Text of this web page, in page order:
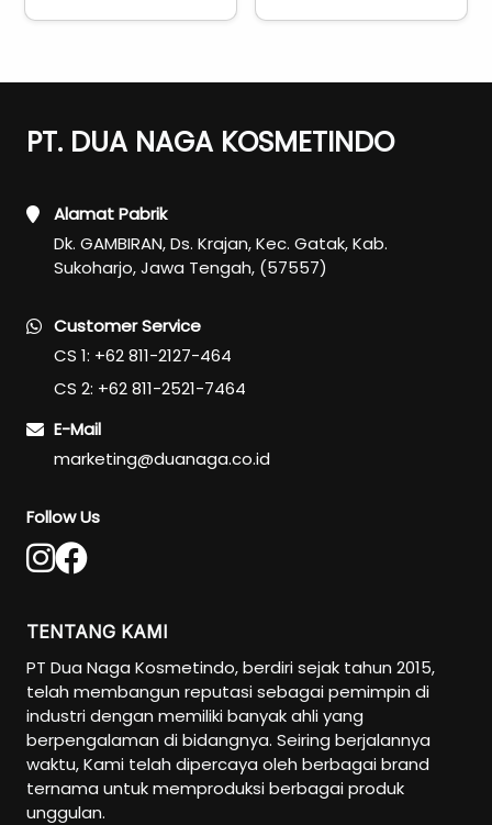
PT. DUA NAGA KOSMETINDO
Alamat Pabrik
Dk. GAMBIRAN, Ds. Krajan, Kec. Gatak, Kab.
Sukoharjo, Jawa Tengah, (57557)
Customer Service
CS 1: +62 811-2127-464
CS 2: +62 811-2521-7464
E-Mail
marketing@duanaga.co.id
Follow Us
TENTANG KAMI
PT Dua Naga Kosmetindo, berdiri sejak tahun 2015,
telah membangun reputasi sebagai pemimpin di
industri dengan memiliki banyak ahli yang
berpengalaman di bidangnya. Seiring berjalannya
waktu, Kami telah dipercaya oleh berbagai brand
ternama untuk memproduksi berbagai produk
unggulan.